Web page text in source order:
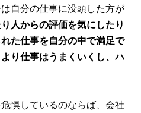
自分の仕事に没頭した方が
人からの評価を気にしたり
た仕事を自分の中で満足で
り仕事はうまくいくし、ハ
惧しているのならば、会社